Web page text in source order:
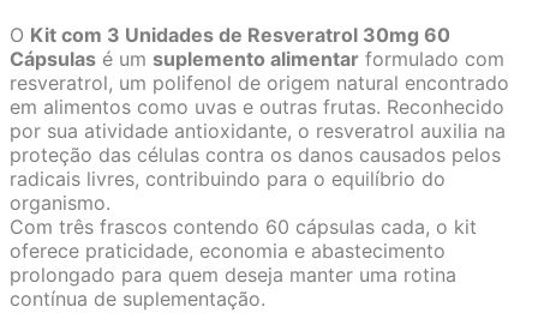
O Kit com 3 Unidades de Resveratrol 30mg 60
Cápsulas é um suplemento alimentar formulado com
resveratrol, um polifenol de origem natural encontrado
em alimentos como uvas e outras frutas. Reconhecido
por sua atividade antioxidante, o resveratrol auxilia na
proteção das células contra os danos causados pelos
radicais livres, contribuindo para o equilíbrio do
organismo.
Com três frascos contendo 60 cápsulas cada, o kit
oferece praticidade, economia e abastecimento
prolongado para quem deseja manter uma rotina
contínua de suplementação.